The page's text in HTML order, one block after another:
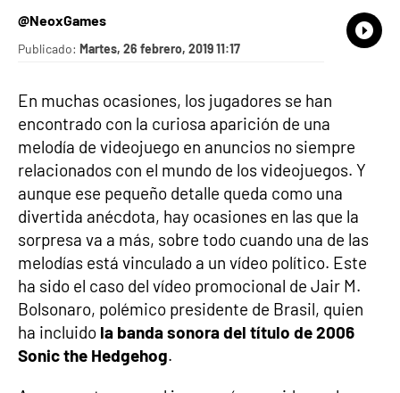
@NeoxGames
Publicado: Martes, 26 febrero, 2019 11:17
En muchas ocasiones, los jugadores se han
encontrado con la curiosa aparición de una
melodía de videojuego en anuncios no siempre
relacionados con el mundo de los videojuegos. Y
aunque ese pequeño detalle queda como una
divertida anécdota, hay ocasiones en las que la
sorpresa va a más, sobre todo cuando una de las
melodías está vinculado a un vídeo político. Este
ha sido el caso del vídeo promocional de Jair M.
Bolsonaro, polémico presidente de Brasil, quien
ha incluido la banda sonora del título de 2006
Sonic the Hedgehog.